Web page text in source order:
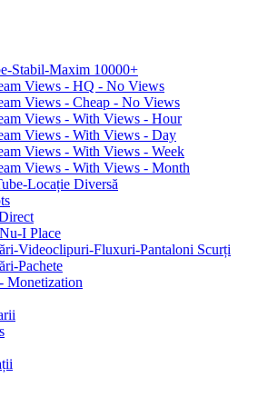
Stabil-Maxim 10000+
Views - HQ - No Views
Views - Cheap - No Views
Views - With Views - Hour
Views - With Views - Day
Views - With Views - Week
Views - With Views - Month
Locație Diversă
I Place
Videoclipuri-Fluxuri-Pantaloni Scurți
Pachete
Monetization